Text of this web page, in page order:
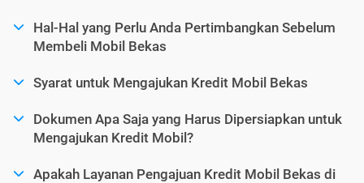
Hal-Hal yang Perlu Anda Pertimbangkan Sebelum
Membeli Mobil Bekas
Syarat untuk Mengajukan Kredit Mobil Bekas
Dokumen Apa Saja yang Harus Dipersiapkan untuk
Mengajukan Kredit Mobil?
Apakah Layanan Pengajuan Kredit Mobil Bekas di